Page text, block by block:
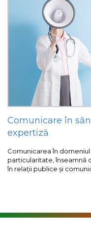
Comunicare în
expertiză
Comunicarea în
particularitate, înseamnă
în relații publice și